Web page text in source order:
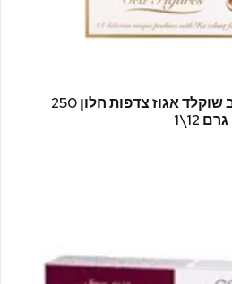
MELBON.בונב חלב שוקלד אגוז צדפות חלון 250
גרם 12\1